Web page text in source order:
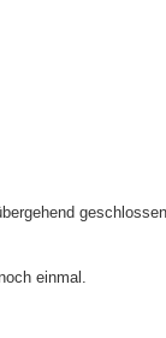
einmal.